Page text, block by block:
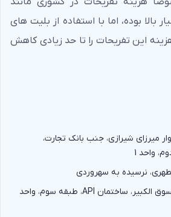
بالا بوده، اما با استفاده از بلیت های
این تفریحات را تا حد زیادی کاهش
میرزای شیرازی، جنب بانک تجارت،
واحد 1
مطهری، نرسیده به سهروردی
امارات، دبی، بَر دبی، السوق الکبیر، ساختمان API، طبقه سوم، واحد